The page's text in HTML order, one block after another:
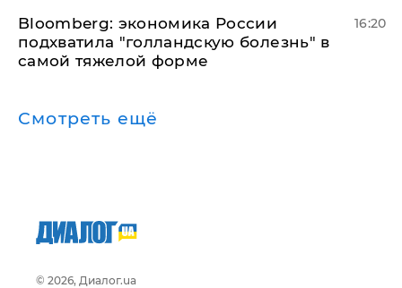
Bloomberg: экономика России
подхватила "голландскую болезнь" в
самой тяжелой форме
16:20
Смотреть ещё
© 2026, Диалог.ua